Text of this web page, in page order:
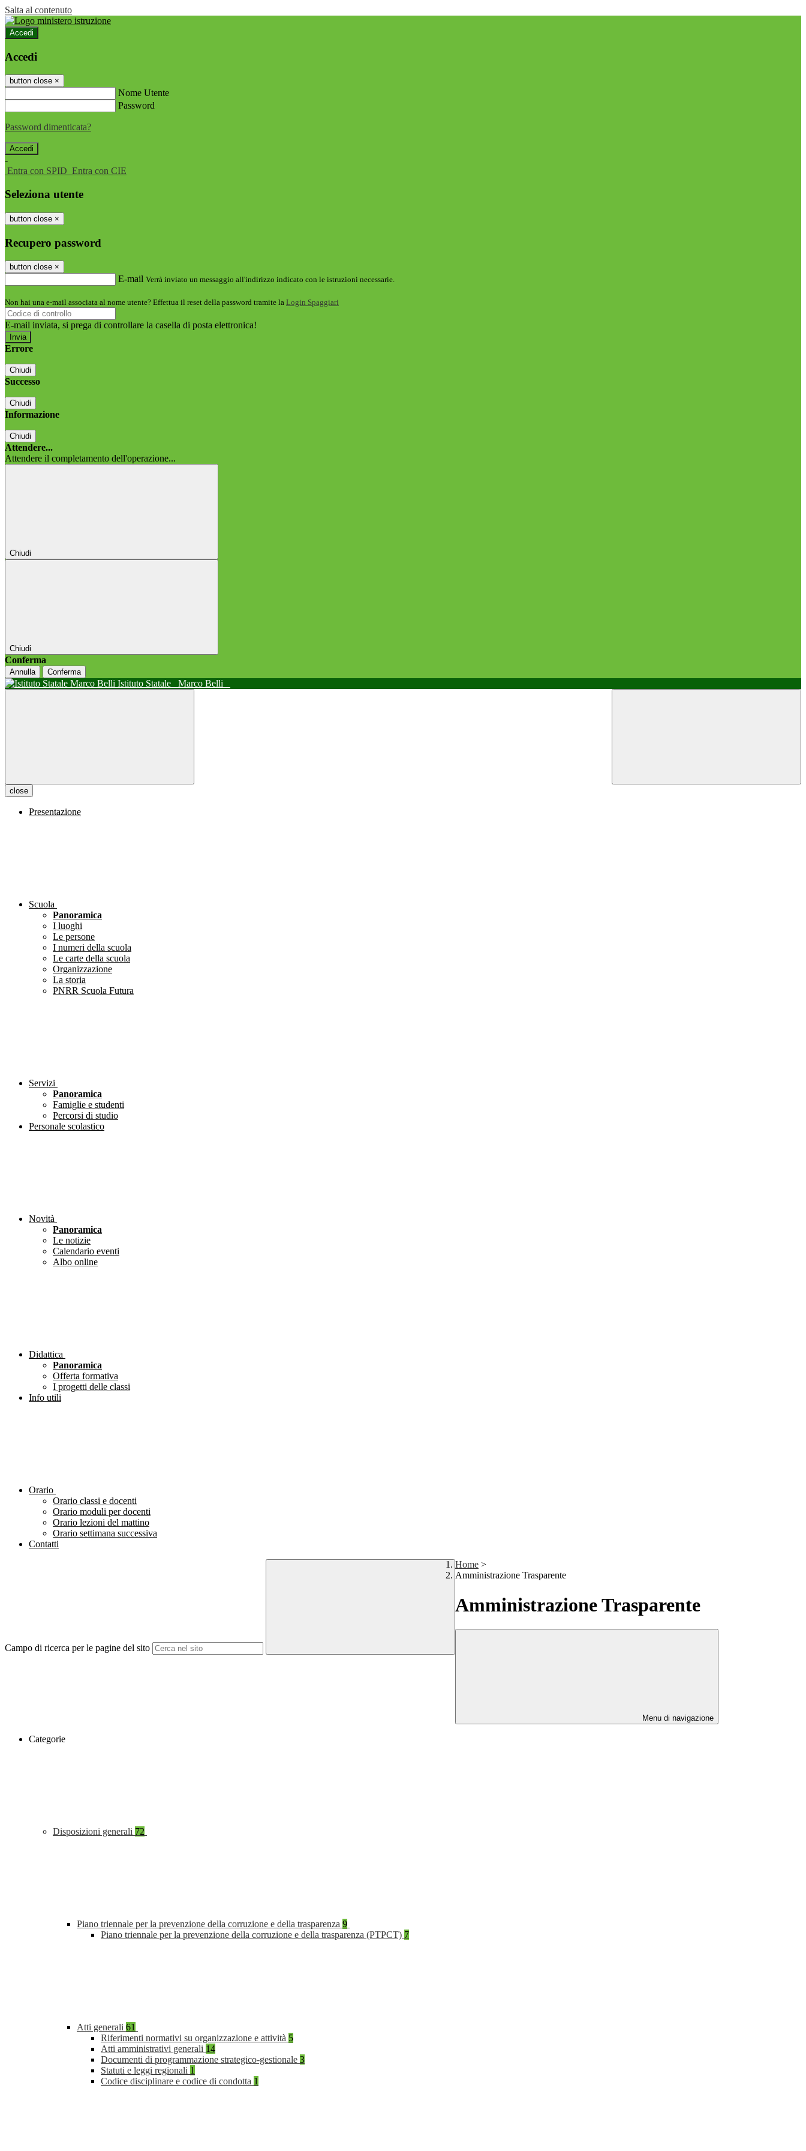
Salta al contenuto
Accedi
Accedi
button close ×
Nome Utente
Password
Password dimenticata?
-
Entra con SPID Entra con CIE
Seleziona utente
button close ×
Recupero password
button close ×
E-mail Verrà inviato un messaggio all'indirizzo indicato con le istruzioni necessarie.
Non hai una e-mail associata al nome utente? Effettua il reset della password tramite la Login Spaggiari
E-mail inviata, si prega di controllare la casella di posta elettronica!
Errore
Chiudi
Successo
Chiudi
Informazione
Chiudi
Attendere...
Attendere il completamento dell'operazione...
Chiudi
Chiudi
Conferma
Annulla Conferma
Istituto Statale Marco Belli
close
Presentazione
Scuola
Panoramica
I luoghi
Le persone
I numeri della scuola
Le carte della scuola
Organizzazione
La storia
PNRR Scuola Futura
Servizi
Panoramica
Famiglie e studenti
Percorsi di studio
Personale scolastico
Novità
Panoramica
Le notizie
Calendario eventi
Albo online
Didattica
Panoramica
Offerta formativa
I progetti delle classi
Info utili
Orario
Orario classi e docenti
Orario moduli per docenti
Orario lezioni del mattino
Orario settimana successiva
Contatti
Campo di ricerca per le pagine del sito
Home >
Amministrazione Trasparente
Amministrazione Trasparente
Menu di navigazione
Categorie
Disposizioni generali 72
Piano triennale per la prevenzione della corruzione e della trasparenza 9
Piano triennale per la prevenzione della corruzione e della trasparenza (PTPCT) 7
Atti generali 61
Riferimenti normativi su organizzazione e attività 5
Atti amministrativi generali 14
Documenti di programmazione strategico-gestionale 3
Statuti e leggi regionali 1
Codice disciplinare e codice di condotta 1